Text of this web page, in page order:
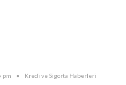
pm • Kredi ve Sigorta Haberleri